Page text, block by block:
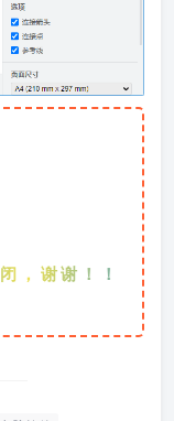
谢谢！！！